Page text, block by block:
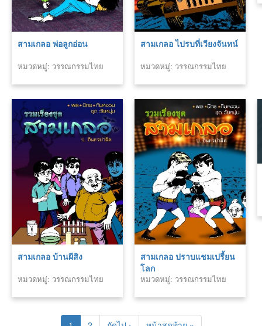
สามเกลอ พ่อลูกอ่อน
หมวดหมู่: วรรณกรรมไทย
สามเกลอ ไปรบที่เวียงจันทน์
หมวดหมู่: วรรณกรรมไทย
สามเกลอ บ้านผีสิง
หมวดหมู่: วรรณกรรมไทย
สามเกลอ ปราบแชมเปรี้ยน
โลก
หมวดหมู่: วรรณกรรมไทย